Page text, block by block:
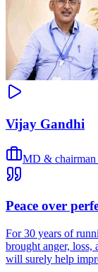
Vijay Gandhi
MD & chairman
Peace over
For 30 years of
brought anger, loss,
will surely help